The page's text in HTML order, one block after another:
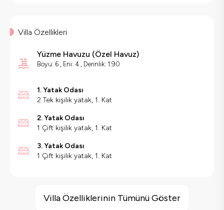
Villa Özellikleri
Yüzme Havuzu (Özel Havuz)
Boyu: 6 , Eni: 4 , Derinlik: 1.90
1. Yatak Odası
2 Tek kişilik yatak, 1. Kat
2. Yatak Odası
1 Çift kişilik yatak, 1. Kat
3. Yatak Odası
1 Çift kişilik yatak, 1. Kat
BarbeküVilla Özelliklerinin Tümünü Göster